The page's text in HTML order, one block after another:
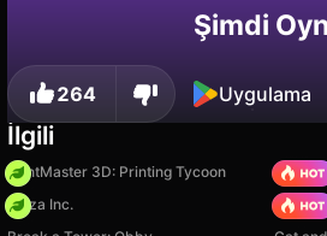
İlerlemeyi kaydet! Hayır
Şimdi
264 Uygulama
İlgili
PrintMaster 3D: Printing Tycoon
Pizza Inc.